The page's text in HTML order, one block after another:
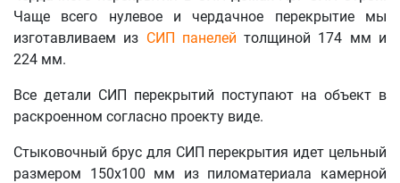
Чаще всего нулевое и чердачное перекрытие мы
изготавливаем из СИП панелей толщиной 174 мм и
224 мм.
Все детали СИП перекрытий поступают на объект в
раскроенном согласно проекту виде.
Стыковочный брус для СИП перекрытия идет цельный
размером 150х100 мм из пиломатериала камерной